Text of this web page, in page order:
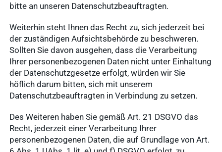
bitte an unseren Datenschutzbeauftragten.
Weiterhin steht Ihnen das Recht zu, sich jederzeit bei
der zuständigen Aufsichtsbehörde zu beschweren.
Sollten Sie davon ausgehen, dass die Verarbeitung
Ihrer personenbezogenen Daten nicht unter Einhaltung
der Datenschutzgesetze erfolgt, würden wir Sie
höflich darum bitten, sich mit unserem
Datenschutzbeauftragten in Verbindung zu setzen.
Des Weiteren haben Sie gemäß Art. 21 DSGVO das
Recht, jederzeit einer Verarbeitung Ihrer
personenbezogenen Daten, die auf Grundlage von Art.